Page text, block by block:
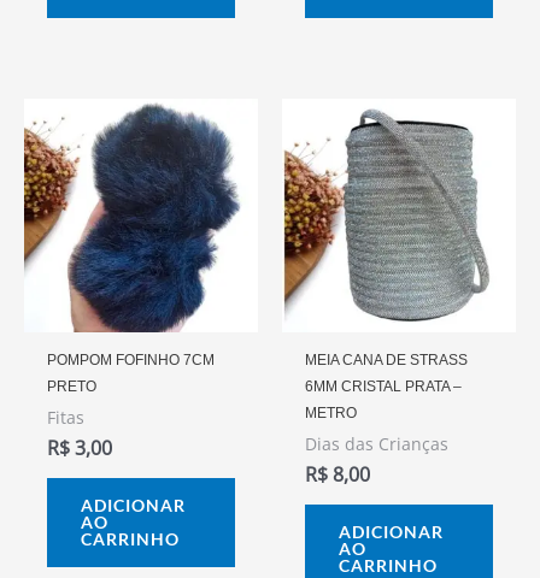
POMPOM FOFINHO 7CM
PRETO
Fitas
R$3,00
ADICIONAR
AO
CARRINHO
MEIA CANA DE STRASS
6MM CRISTAL PRATA –
METRO
Dias das Crianças
R$8,00
ADICIONAR
AO
CARRINHO